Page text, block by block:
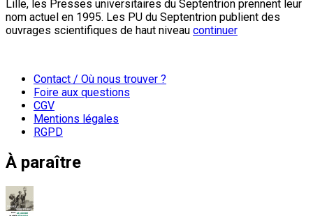
Lille, les Presses universitaires du Septentrion prennent leur
nom actuel en 1995. Les PU du Septentrion publient des
ouvrages scientifiques de haut niveau continuer
Contact / Où nous trouver ?
Foire aux questions
CGV
Mentions légales
RGPD
À paraître